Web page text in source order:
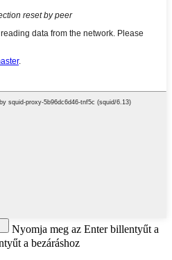
Nyomja meg az Enter billentyűt a
a bezáráshoz